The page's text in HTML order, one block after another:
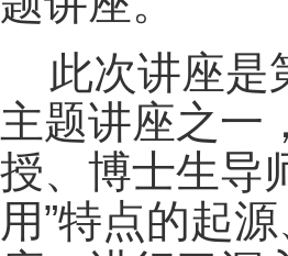
此次讲座是
主题讲座之一
授、博士生导
用”特点的起